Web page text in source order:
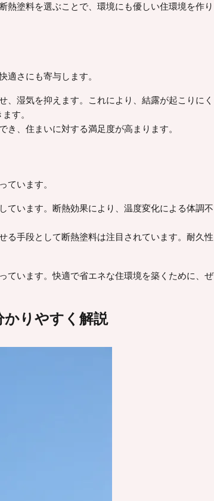
熱塗料を選ぶことで、環境にも優しい住環境を作り
さにも寄与します。
湿気を抑えます。これにより、結露が起こりにく
す。
、住まいに対する満足度が高まります。
います。
ています。断熱効果により、温度変化による体調不
る手段として断熱塗料は注目されています。耐久性
ています。快適で省エネな住環境を築くために、ぜ
かりやすく解説